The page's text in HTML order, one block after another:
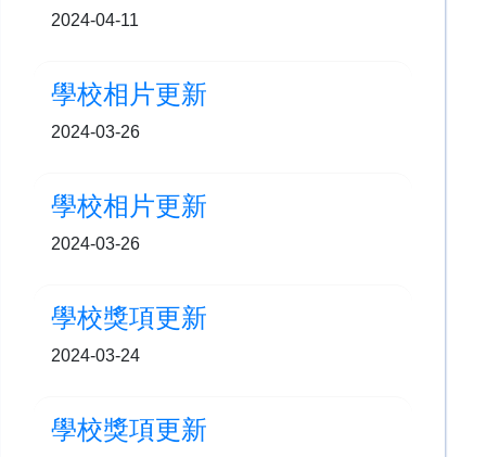
2024-04-11
學校相片更新
2024-03-26
學校相片更新
2024-03-26
學校獎項更新
2024-03-24
學校獎項更新